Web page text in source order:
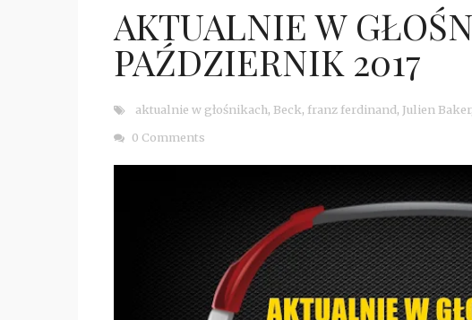
AKTUALNIE W
PAŹDZIERNIK 2017
aktualnie w głośnikach, Beck, franz ferdinand, Julien Baker,
0 Comments